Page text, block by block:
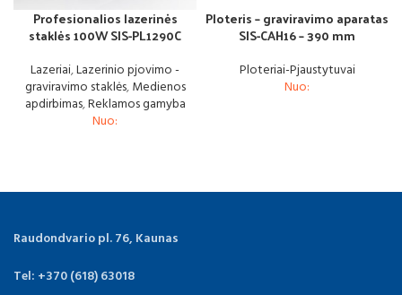
Profesionalios lazerinės
staklės 100W SIS-PL1290C
Lazeriai,Lazerinio pjovimo -
graviravimo staklės,Medienos
apdirbimas,Reklamos gamyba
Nuo:
Ploteris – graviravimo aparatas
SIS-CAH16 – 390 mm
Ploteriai-Pjaustytuvai
Nuo:
Raudondvario pl. 76, Kaunas
Tel: +370 (618) 63018